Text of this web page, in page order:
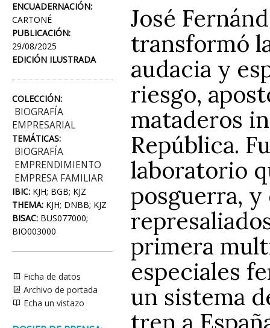
ENCUADERNACIÓN:
CARTONÉ
PUBLICACIÓN:
29/08/2025
EDICIÓN ILUSTRADA
COLECCIÓN:
BIOGRAFÍA
EMPRESARIAL
TEMÁTICAS:
BIOGRAFÍA
EMPRENDIMIENTO
EMPRESA FAMILIAR
IBIC: KJH; BGB; KJZ
THEMA: KJH; DNBB; KJZ
BISAC: BUS077000;
BIO003000
Ficha de datos
Archivo de portada
Echa un vistazo
José
transformó
audacia y
riesgo,
mataderos
República.
laboratorio
posguerra,
primera
especiales
un sistema
tren a